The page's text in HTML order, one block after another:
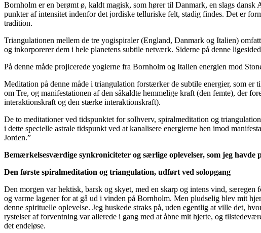
Bornholm er en berømt ø, kaldt magisk, som hører til Danmark, en slags
punkter af intensitet indenfor det jordiske telluriske felt, stadig findes. Det er
tradition.
Triangulationen mellem de tre yogispiraler (England, Danmark og Italien)
og inkorporerer dem i hele planetens subtile netværk. Siderne på denne
På denne måde projicerede yogierne fra Bornholm og Italien energien mod
Meditation på denne måde i triangulation forstærker de subtile energier, som
om Tre, og manifestationen af den såkaldte hemmelige kraft (den femte), der
interaktionskraft og den stærke interaktionskraft).
De to meditationer ved tidspunktet for solhverv, spiralmeditation og
i dette specielle astrale tidspunkt ved at kanalisere energierne hen imod
Jorden.”
Bemærkelsesværdige synkroniciteter og særlige oplevelser, som jeg havde
Den første spiralmeditation og triangulation, udført ved solopgang
Den morgen var hektisk, barsk og skyet, med en skarp og intens vind,
og varme lagener for at gå ud i vinden på Bornholm. Men pludselig blev mit
denne spirituelle oplevelse. Jeg huskede straks på, uden egentlig at ville det,
rystelser af forventning var allerede i gang med at åbne mit hjerte, og
det endeløse.